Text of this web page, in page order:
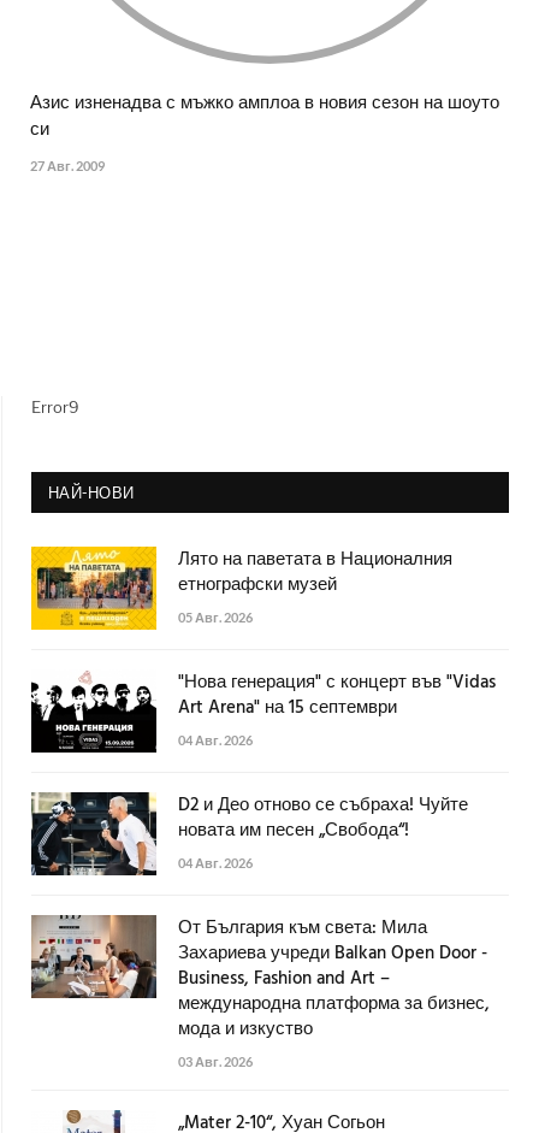
Азис изненадва с мъжко амплоа в новия сезон на шоуто
си
27 Авг. 2009
Error9
НАЙ-НОВИ
Лято на паветата в Националния
етнографски музей
05 Авг. 2026
"Нова генерация" с концерт във "Vidas
Art Arena" на 15 септември
04 Авг. 2026
D2 и Део отново се събраха! Чуйте
новата им песен „Свобода“!
04 Авг. 2026
От България към света: Мила
Захариева учреди Balkan Open Door -
Business, Fashion and Art –
международна платформа за бизнес,
мода и изкуство
03 Авг. 2026
„Mater 2-10“, Хуан Согьон